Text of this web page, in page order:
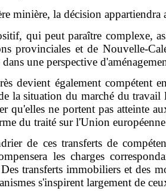
minière, la décision
qui peut paraître complexe,
provinciales et de Nouvelle-
dans une perspective
devient également compétent
la situation du marché du
qu'elles ne portent pas atteinte
du traité sur l'Union
de ces transferts de
les charges
transferts immobiliers et des
s'inspirent largement de